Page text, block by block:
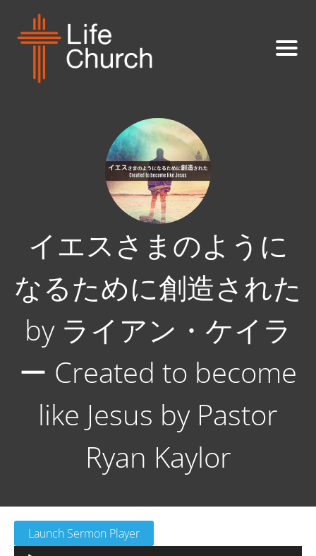
イエスさまのように
なるために創造された
by ライアン・ケイラ
ー Created to become
like Jesus by Pastor
Ryan Kaylor
Launch Sermon Player